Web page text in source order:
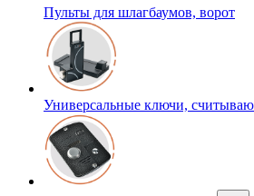
Пульты для шлагбаумов, ворот
Универсальные ключи,